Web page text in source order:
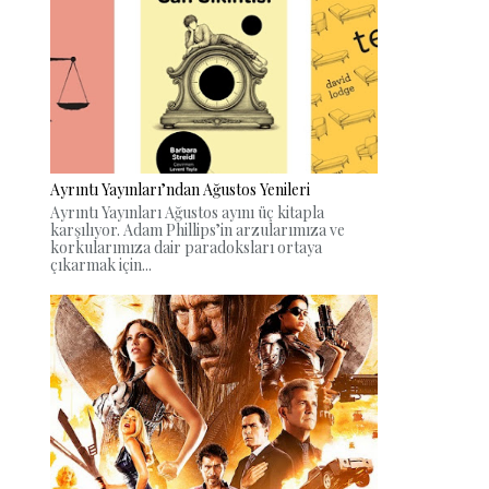
Ayrıntı Yayınları’ndan Ağustos Yenileri
Ayrıntı Yayınları Ağustos ayını üç kitapla
karşılıyor. Adam Phillips’in arzularımıza ve
korkularımıza dair paradoksları ortaya
çıkarmak için...